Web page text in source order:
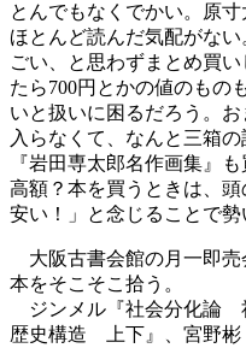
とんでもなくでかい。原
ほとんど読んだ気配がな
ごい、と思わずまとめ買
たら700円とかの値のもの
いと扱いに困るだろう。
入らなくて、なんと三箱
『岩田専太郎名作画集』
高額？本を買うときは、
安い！」と念じることで勢
大阪古書会館の月一即売
本をそこそこ拾う。
ジンメル『社会分化論
歴史構造 上下』、宮野彬